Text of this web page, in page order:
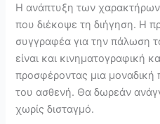
Η ανάπτυξη των
που διέκοψε τη διήγηση. Η
συγγραφέα για την πάλωση
είναι και κινηματογραφική
προσφέροντας μια μοναδική
του ασθενή. Θα δωρεάν
χωρίς δισταγμό.